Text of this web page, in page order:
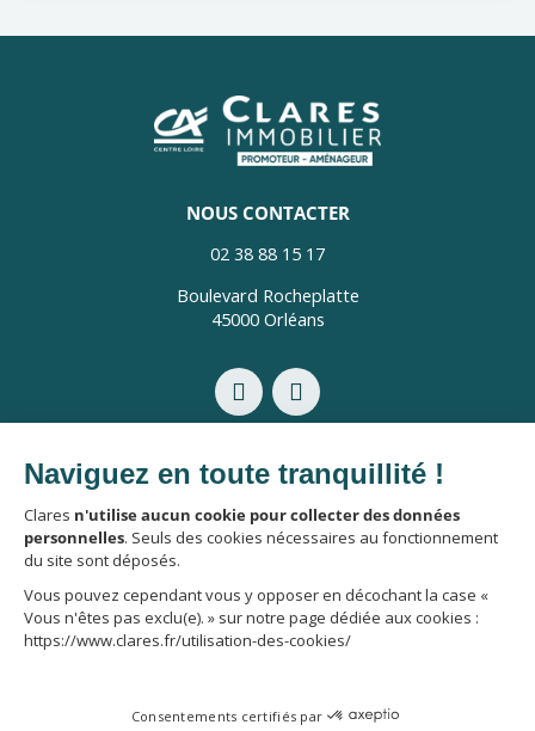
NOUS CONTACTER
02 38 88 15 17
Boulevard Rocheplatte
45000 Orléans
Mentions légales
Politique de confidentialité
Politique de protection des données personnelles
Utilisation des cookies
CRÉATION DE SITE INTERNET PAR